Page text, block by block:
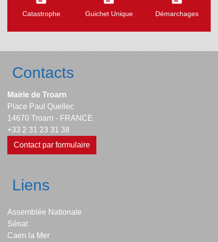
Catastrophe Guichet Unique Démarchages
Contacts
Mairie de Troarn
Place Paul Quellec
14670 Troarn - FRANCE
+33 2 31 23 31 38
Contact par formulaire
Liens
Assemblée Nationale
Sénat
Caen la Mer